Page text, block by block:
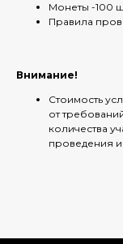
Монеты -100
Правила
Внимание!
Стоимость
от
количества
проведения